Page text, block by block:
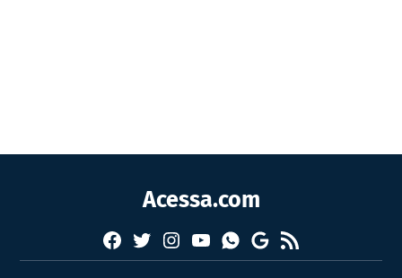
Acessa.com
Facebook
TwitterInstagram
YouTubeWhatsapp
Google
News
RSS